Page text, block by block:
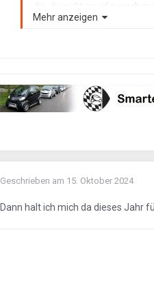
die, die nicht soviel
haben geblockt, steht unten.
Für Freitag planen wir auf alle
christian-
Mehr anzeigen
Geschrieben am 15. Oktober 2024
Dann halt ich mich da dieses Jahr